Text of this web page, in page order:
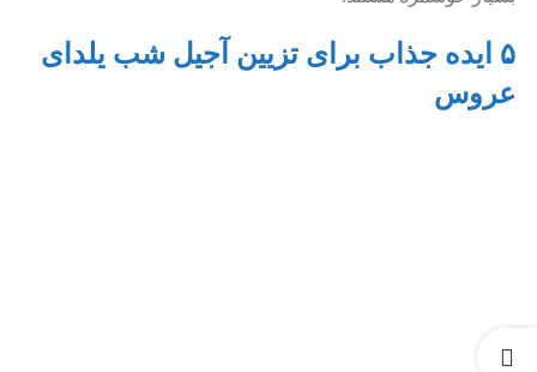
۵ ایده جذاب برای تزیین آجیل شب یلدای
عروس